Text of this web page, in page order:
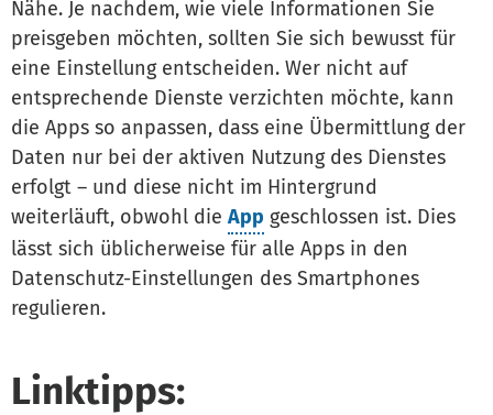
Nähe. Je nachdem, wie viele Informationen Sie
preisgeben möchten, sollten Sie sich bewusst für
eine Einstellung entscheiden. Wer nicht auf
entsprechende Dienste verzichten möchte, kann
die Apps so anpassen, dass eine Übermittlung der
Daten nur bei der aktiven Nutzung des Dienstes
erfolgt – und diese nicht im Hintergrund
weiterläuft, obwohl die App geschlossen ist. Dies
lässt sich üblicherweise für alle Apps in den
Datenschutz-Einstellungen des Smartphones
regulieren.
Linktipps: